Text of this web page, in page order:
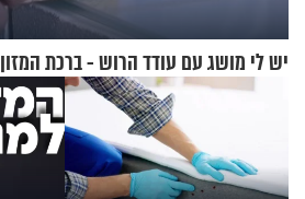
יש לי מושג עם עודד הרוש - ברכת המזון